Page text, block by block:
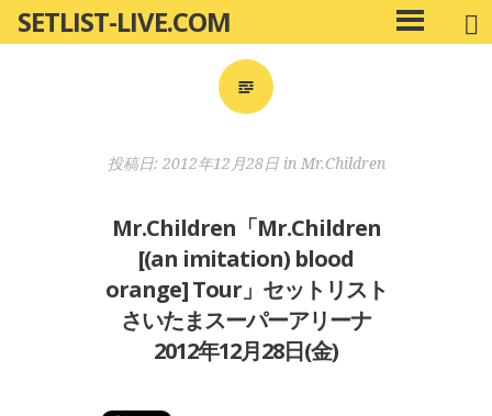
ン
SETLIST-LIVE.COM
メ
イ
投稿日: 2012年12月28日in Mr.Children
Mr.Children「Mr.Children
[(an imitation) blood
orange] Tour」セットリスト
さいたまスーパーアリーナ
2012年12月28日(金)